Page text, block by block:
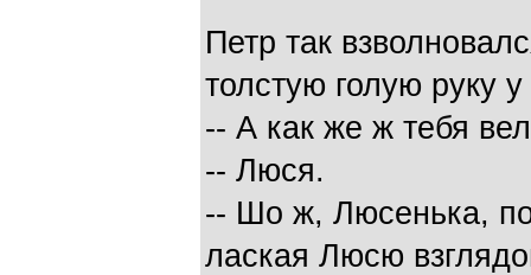
Петр так
толстую голую руку у
-- А как же ж тебя
-- Люся.
-- Шо ж, Люсенька,
лаская Люсю